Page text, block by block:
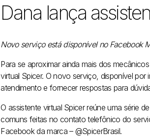
Dana lança
Novo serviço está disponível no Facebook
Para se aproximar ainda mais dos
virtual Spicer. O novo serviço, disponível
atendimento e fornecer respostas para
O assistente virtual Spicer reúne uma série
comuns feitas no contato telefônico do
Facebook da marca – @SpicerBrasil.